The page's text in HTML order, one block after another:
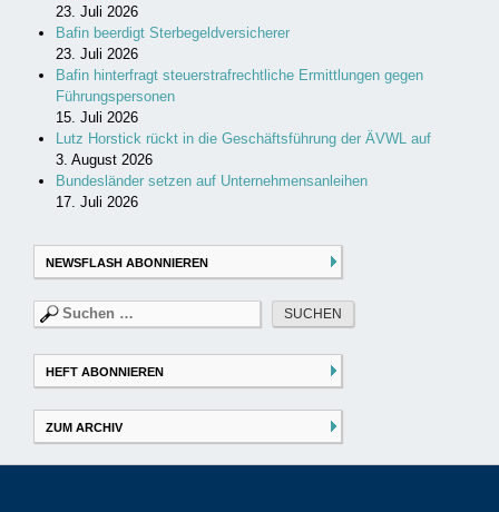
23. Juli 2026
Bafin beerdigt Sterbegeldversicherer
23. Juli 2026
Bafin hinterfragt steuerstrafrechtliche Ermittlungen gegen
Führungspersonen
15. Juli 2026
Lutz Horstick rückt in die Geschäftsführung der ÄVWL auf
3. August 2026
Bundesländer setzen auf Unternehmensanleihen
17. Juli 2026
NEWSFLASH ABONNIEREN
Suchen
nach:
HEFT ABONNIEREN
ZUM ARCHIV